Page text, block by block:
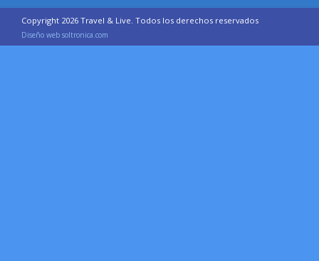
Copyright 2026 Travel & Live. Todos los derechos reservados
Diseño web soltronica.com